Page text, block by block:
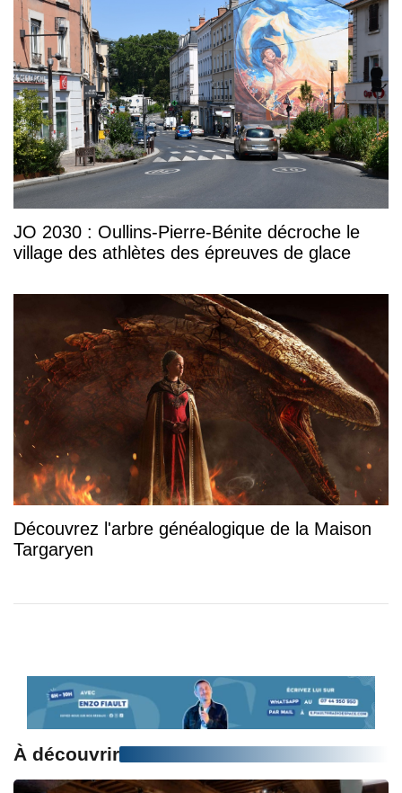
JO 2030 : Oullins-Pierre-Bénite décroche le
village des athlètes des épreuves de glace
Découvrez l'arbre généalogique de la Maison
Targaryen
À découvrir